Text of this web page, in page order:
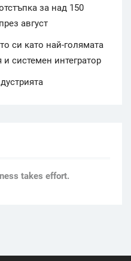
за над 150
август
си като най-голямата
системен интегратор
takes effort.